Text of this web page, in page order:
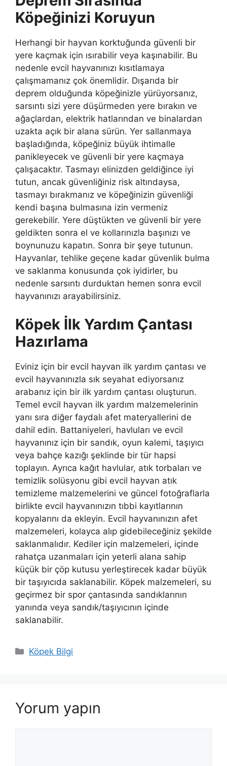
Köpeğinizi Koruyun
Herhangi bir hayvan korktuğunda güvenli bir
yere kaçmak için ısırabilir veya kaşınabilir. Bu
nedenle evcil hayvanınızı kısıtlamaya
çalışmamanız çok önemlidir. Dışarıda bir
deprem olduğunda köpeğinizle yürüyorsanız,
sarsıntı sizi yere düşürmeden yere bırakın ve
ağaçlardan, elektrik hatlarından ve binalardan
uzakta açık bir alana sürün. Yer sallanmaya
başladığında, köpeğiniz büyük ihtimalle
panikleyecek ve güvenli bir yere kaçmaya
çalışacaktır. Tasmayı elinizden geldiğince iyi
tutun, ancak güvenliğiniz risk altındaysa,
tasmayı bırakmanız ve köpeğinizin güvenliği
kendi başına bulmasına izin vermeniz
gerekebilir. Yere düştükten ve güvenli bir yere
geldikten sonra el ve kollarınızla başınızı ve
boynunuzu kapatın. Sonra bir şeye tutunun.
Hayvanlar, tehlike geçene kadar güvenlik bulma
ve saklanma konusunda çok iyidirler, bu
nedenle sarsıntı durduktan hemen sonra evcil
hayvanınızı arayabilirsiniz.
Köpek İlk Yardım Çantası
Hazırlama
Eviniz için bir evcil hayvan ilk yardım çantası ve
evcil hayvanınızla sık seyahat ediyorsanız
arabanız için bir ilk yardım çantası oluşturun.
Temel evcil hayvan ilk yardım malzemelerinin
yanı sıra diğer faydalı afet materyallerini de
dahil edin. Battaniyeleri, havluları ve evcil
hayvanınız için bir sandık, oyun kalemi, taşıyıcı
veya bahçe kazığı şeklinde bir tür hapsi
toplayın. Ayrıca kağıt havlular, atık torbaları ve
temizlik solüsyonu gibi evcil hayvan atık
temizleme malzemelerini ve güncel fotoğraflarla
birlikte evcil hayvanınızın tıbbi kayıtlarının
kopyalarını da ekleyin. Evcil hayvanınızın afet
malzemeleri, kolayca alıp gidebileceğiniz şekilde
saklanmalıdır. Kediler için malzemeleri, içinde
rahatça uzanmaları için yeterli alana sahip
küçük bir çöp kutusu yerleştirecek kadar büyük
bir taşıyıcıda saklanabilir. Köpek malzemeleri, su
geçirmez bir spor çantasında sandıklarının
yanında veya sandık/taşıyıcının içinde
saklanabilir.
Kategoriler
Köpek Bilgi
Yorum yapın